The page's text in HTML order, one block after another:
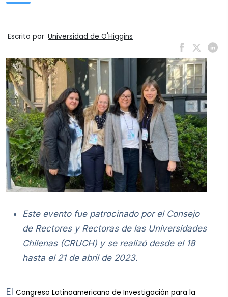
Escrito por Universidad de O'Higgins
Este evento fue patrocinado por el Consejo
de Rectores y Rectoras de las Universidades
Chilenas (CRUCH) y se realizó desde el 18
hasta el 21 de abril de 2023.
El Congreso Latinoamericano de Investigación para la